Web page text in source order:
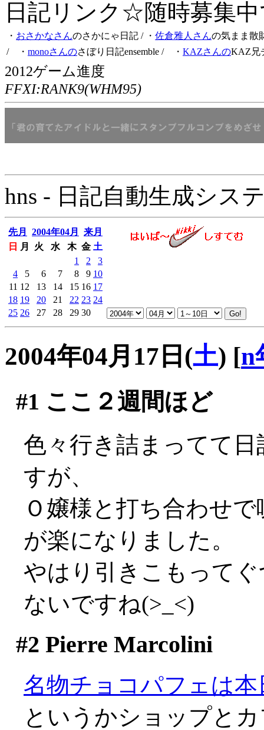
日記リンク☆随時募集
・ おさかなさんのさかにゃ日記 / ・ 佐倉雅人さんの気まま散
/ ・ monoさんのさぼり日記ensemble / ・ KAZさんのKAZ兄
2012ゲーム進度
FFXI:RANK9(WHM95)
hns - 日記自動生成シス
先月 2004年04月
来月
日
月 火 水 木 金 土
1
2
3
4
5 6 7 8 9 10
11 12 13 14 15 16 17
18 19 20 21 22 23 24
25 26 27 28 29 30
2004年04月17日(土) [n
#1 ここ２週間ほど
色々行き詰まってて
すが、
Ｏ嬢様と打ち合わせ
が楽になりました。
やはり引きこもって
ないですね(>_<)
#2 Pierre Marcolini
名物チョコパフェは
というかショップと